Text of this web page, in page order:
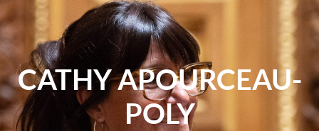
CATHY APOURCEAU-
POLY